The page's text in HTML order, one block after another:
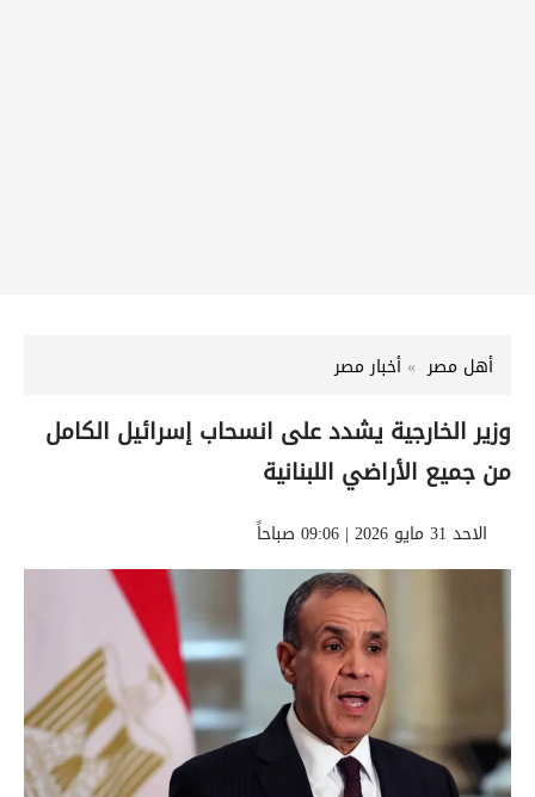
أهل مصر أخبار مصر
وزير الخارجية يشدد على انسحاب إسرائيل الكامل
من جميع الأراضي اللبنانية
الاحد 31 مايو 2026 | 09:06 صباحاً